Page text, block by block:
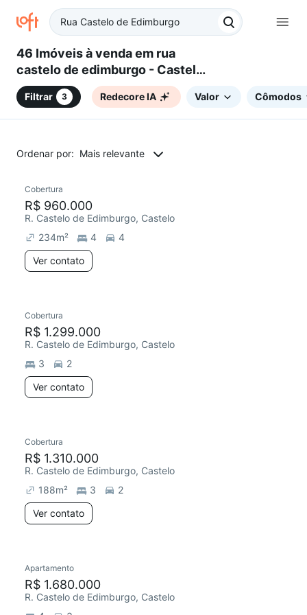
46 Imóveis à venda em rua
castelo de edimburgo - Castelo,
Belo Horizonte, MG
Filtrar 3 Redecore IA Valor Cômodos
Ordenar por: Mais relevante
Cobertura
R$ 960.000
R. Castelo de Edimburgo, Castelo
234m² 4
4
Ver contato
Cobertura
R$ 1.299.000
R. Castelo de Edimburgo, Castelo
3
2
Ver contato
Cobertura
R$ 1.310.000
R. Castelo de Edimburgo, Castelo
188m² 3
2
Ver contato
Redecorar
Apartamento
R$ 1.680.000
R. Castelo de Edimburgo, Castelo